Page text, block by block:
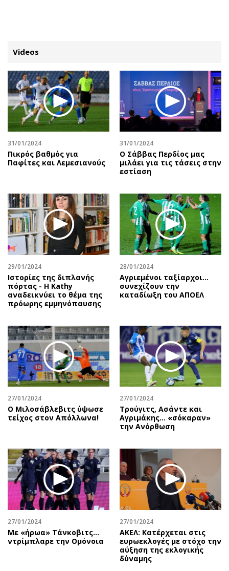
ΚΑΤΗΓΟΡΙΕΣ ΣΥΝΔΕΣΗ
Κύπρος
Παιδεία
Υγεία
Πολιτική
Βουλευτικές 2026
Προεδρικές 2023
Δημοσκοπήσεις
Διπλωματία
Αθλητισμός
Κύπρος
Ελλάδα
Διεθνή
Κληρώσεις Allwyn
Οικονομία
Real Estate
Επιχειρήσεις
Αγορές
Money Review
AstroBank Properties
Trends
Ναυτιλία
Περιβάλλον
Ελλάδα
Κόσμος
Παράξενα
Πολιτισμός
Σινεμά
Απόψεις
Αρθρογραφία
The Hill
Υγεία
Αγγελίες
Πωλούνται
Ζητούν εργασία
Θέσεις εργασίας
Geek
Νέα
Κινητά-tablets
Social
Αυτοκίνηση
Πολιτική
Οικονομία
Γενικά
Αναδρομές
Πρόσωπα
Περιβάλλον
Good Life
Γυναίκα
Showbiz
Ταξίδια
Συνταγές
Έξοδος
Media
Εκπομπές
Wine routes
Podcasts
Uncut
Videos
31/01/2024
Πικρός βαθμός για
Παφίτες και Λεμεσιανούς
31/01/2024
Ο Σάββας Περδίος μας
μιλάει για τις τάσεις στην
εστίαση
29/01/2024
Ιστορίες της διπλανής
πόρτας - Η Kathy
αναδεικνύει το θέμα της
πρόωρης εμμηνόπαυσης
28/01/2024
Αγριεμένοι ταξίαρχοι...
συνεχίζουν την
καταδίωξη του ΑΠΟΕΛ
27/01/2024
Ο Μιλοσάβλεβιτς ύψωσε
τείχος στον Απόλλωνα!
27/01/2024
Τρούγιτς, Ασάντε και
Αγριμάκης… «σόκαραν»
την Ανόρθωση
27/01/2024
Με «ήρωα» Τάνκοβιτς…
ντρίμπλαρε την Ομόνοια
27/01/2024
ΑΚΕΛ: Κατέρχεται στις
ευρωεκλογές με στόχο την
αύξηση της εκλογικής
δύναμης